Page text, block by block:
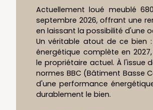
Actuellement loué meublé
septembre 2026, offrant une
en laissant la possibilité d'une
Un véritable atout de ce bien
énergétique complète en
le propriétaire actuel. À l'issue
normes BBC (Bâtiment Basse
d'une performance
durablement le bien.